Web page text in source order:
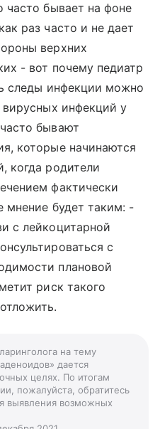
часто бывает на фоне
раз часто и не дает
верхних
- вот почему педиатр
следы инфекции можно
инфекций у
бывают
которые начинаются
когда родители
фактически
мнение будет таким: -
с лейкоцитарной
с
плановой
риск такого
на тему
дается
целях. По итогам
пожалуйста, обратитесь
выявления возможных